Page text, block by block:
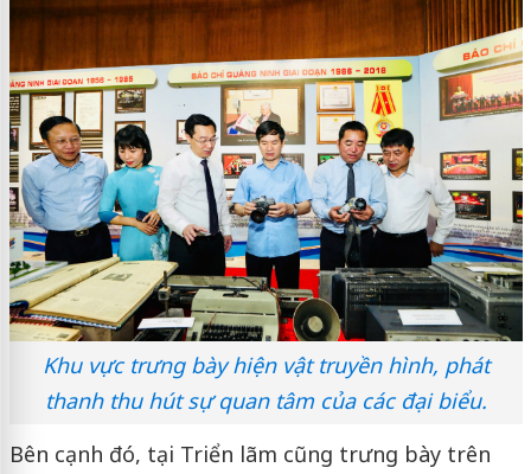
Khu vực trưng bày hiện vật truyền hình, phát
thanh thu hút sự quan tâm của các đại biểu.
Bên cạnh đó, tại Triển lãm cũng trưng bày trên